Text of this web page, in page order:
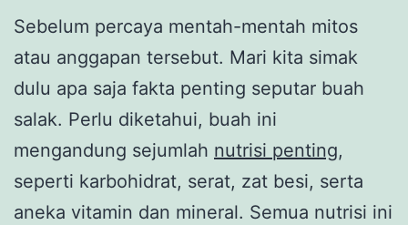
Sebelum percaya mentah-mentah mitos
atau anggapan tersebut. Mari kita simak
dulu apa saja fakta penting seputar buah
salak. Perlu diketahui, buah ini
mengandung sejumlah nutrisi penting,
seperti karbohidrat, serat, zat besi, serta
aneka vitamin dan mineral. Semua nutrisi ini